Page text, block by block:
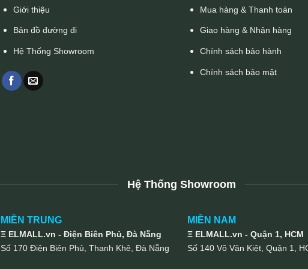
Giới thiệu
Bản đồ đường đi
Hệ Thống Showroom
Mua hàng & Thanh toán
Giao hàng & Nhận hàng
Chính sách bảo hành
Chính sách bảo mật
Hệ Thống Showroom
MIỀN TRUNG
Ξ ELMALL.vn - Điện Biên Phủ, Đà Nẵng
Số 170 Điện Biên Phủ, Thanh Khê, Đà Nẵng
MIỀN NAM
Ξ ELMALL.vn - Quận 1, HCM
Số 140 Võ Văn Kiệt, Quận 1,